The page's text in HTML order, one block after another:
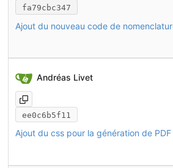
fa79cbc347
Ajout du nouveau code de
Andréas Livet
ee0c6b5f11
Ajout du css pour la génération de PDF